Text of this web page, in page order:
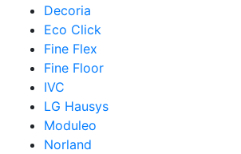
Decoria
Eco Click
Fine Flex
Fine Floor
IVC
LG Hausys
Moduleo
Norland